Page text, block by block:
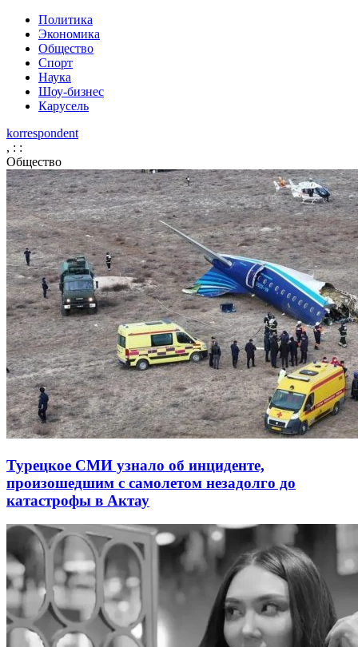
Политика
Экономика
Общество
Спорт
Наука
Шоу-бизнес
Карусель
korrespondent
, : :
Общество
Турецкое СМИ узнало об инциденте,
произошедшим с самолетом незадолго до
катастрофы в Актау